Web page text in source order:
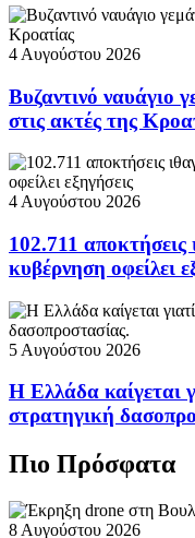
4 Αυγούστου 2026
Βυζαντινό ναυάγιο
στις ακτές της
4 Αυγούστου 2026
102.711
κυβέρνηση οφείλει
5 Αυγούστου 2026
Η Ελλάδα καίγεται
στρατηγική
Πιο Πρόσφατα
8 Αυγούστου 2026